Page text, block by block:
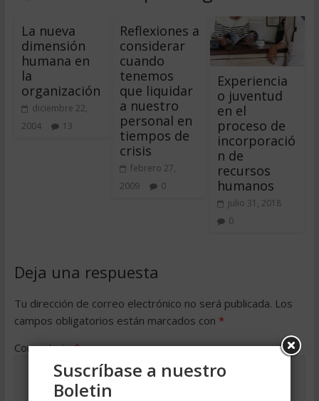
La nueva
dimensión
humana en
la
organización
diciembre 22,
2004
13
Reflexiones a
considerar
cuando
tenemos
que liquidar
a nuestro
personal en
tiempos de
crisis
febrero 27,
2009
0
Experiencia
o juventud
en el
proceso de
incorporació
n de
recursos
humanos
julio 31, 2018
0
Deja una respuesta
Tu dirección de correo electrónico no será publicada. Los
campos obligatorios están marcados con *
Comentario*
Suscríbase a nuestro
Boletin